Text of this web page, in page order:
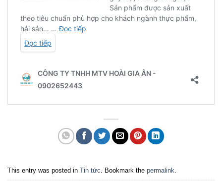
This entry was posted in Tin tức. Bookmark the permalink.